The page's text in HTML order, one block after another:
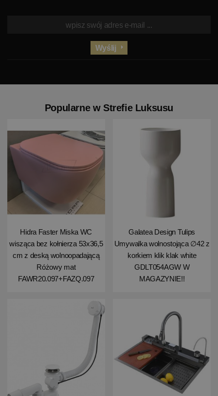
Wyślij
Popularne w Strefie Luksusu
Hidra Faster Miska WC
wisząca bez kołnierza 53x36,5
cm z deską wolnoopadającą
Różowy mat
FAWR20.097+FAZQ.097
Galatea Design Tulips
Umywalka wolnostojąca ∅42 z
korkiem klik klak white
GDLT054AGW W
MAGAZYNIE!!